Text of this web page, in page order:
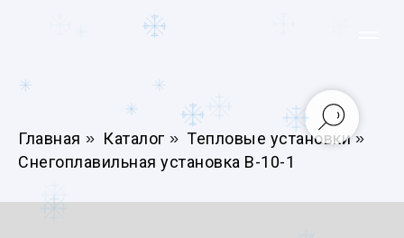
Главная » Каталог » Тепловые установки »
Снегоплавильная установка В-10-1